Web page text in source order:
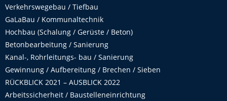
Verkehrswegebau / Tiefbau
GaLaBau / Kommunaltechnik
Hochbau (Schalung / Gerüste / Beton)
Betonbearbeitung / Sanierung
Kanal-, Rohrleitungs- bau / Sanierung
Gewinnung / Aufbereitung / Brechen / Sieben
RÜCKBLICK 2021 – AUSBLICK 2022
Arbeitssicherheit / Baustelleneinrichtung